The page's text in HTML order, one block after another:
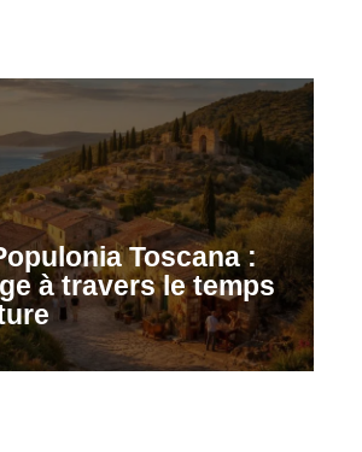
Toscana :
à travers le temps